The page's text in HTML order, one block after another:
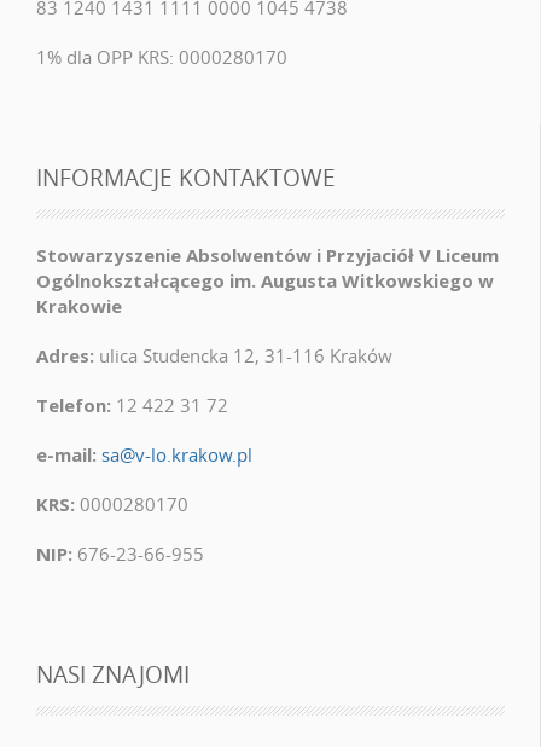
83 1240 1431 1111 0000 1045 4738
1% dla OPP KRS: 0000280170
INFORMACJE KONTAKTOWE
Stowarzyszenie Absolwentów i Przyjaciół V Liceum
Ogólnokształcącego im. Augusta Witkowskiego w
Krakowie
Adres: ulica Studencka 12, 31-116 Kraków
Telefon: 12 422 31 72
e-mail: sa@v-lo.krakow.pl
KRS: 0000280170
NIP: 676-23-66-955
NASI ZNAJOMI